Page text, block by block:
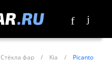
Стёкла фар / Kia / Picanto